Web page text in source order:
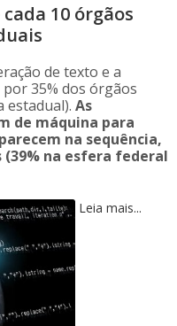
10 órgãos
de texto e a
35% dos órgãos
estadual). As
de máquina para
na sequência,
(39% na esfera federal
Leia mais...